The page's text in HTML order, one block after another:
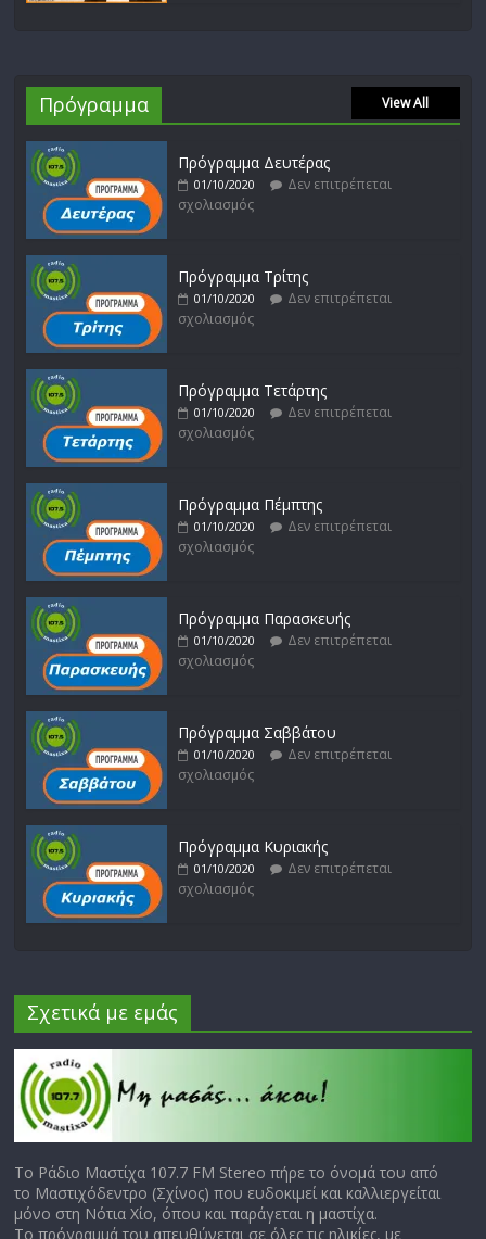
Πρόγραμμα View All
Πρόγραμμα Δευτέρας
01/10/2020
Δεν επιτρέπεται
σχολιασμός
Πρόγραμμα Τρίτης
01/10/2020
Δεν επιτρέπεται
σχολιασμός
Πρόγραμμα Τετάρτης
01/10/2020
Δεν επιτρέπεται
σχολιασμός
Πρόγραμμα Πέμπτης
01/10/2020
Δεν επιτρέπεται
σχολιασμός
Πρόγραμμα Παρασκευής
01/10/2020
Δεν επιτρέπεται
σχολιασμός
Πρόγραμμα Σαββάτου
01/10/2020
Δεν επιτρέπεται
σχολιασμός
Πρόγραμμα Κυριακής
01/10/2020
Δεν επιτρέπεται
σχολιασμός
Σχετικά με εμάς
Το Ράδιο Μαστίχα 107.7 FM Stereo πήρε το όνομά του από
το Μαστιχόδεντρο (Σχίνος) που ευδοκιμεί και καλλιεργείται
μόνο στη Νότια Χίο, όπου και παράγεται η μαστίχα.
Το πρόγραμμά του απευθύνεται σε όλες τις ηλικίες, με